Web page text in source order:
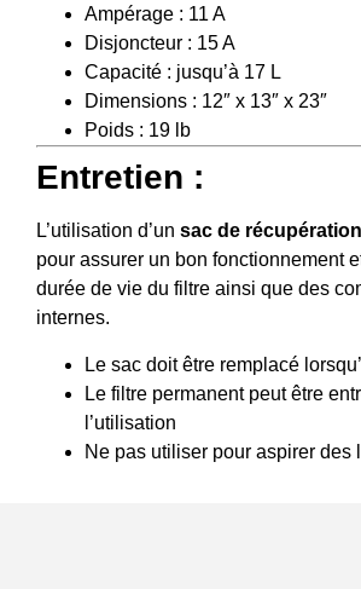
Ampérage : 11 A
Disjoncteur : 15 A
Capacité : jusqu’à 17 L
Dimensions : 12″ x 13″ x 23″
Poids : 19 lb
Entretien :
L’utilisation d’un sac de
pour assurer un bon fonctionnement
durée de vie du filtre ainsi que des
internes.
Le sac doit être remplacé
Le filtre permanent peut être
l’utilisation
Ne pas utiliser pour aspirer des